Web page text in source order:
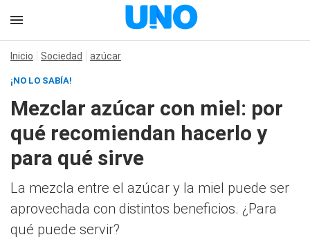
Inicio Sociedad azúcar
¡NO LO SABÍA!
Mezclar azúcar con miel: por
qué recomiendan hacerlo y
para qué sirve
La mezcla entre el azúcar y la miel puede ser
aprovechada con distintos beneficios. ¿Para
qué puede servir?